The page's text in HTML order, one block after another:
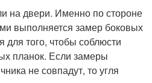
на двери. Именно по стороне
выполняется замер боковых
для того, чтобы соблюсти
планок. Если замеры
не совпадут, то угля